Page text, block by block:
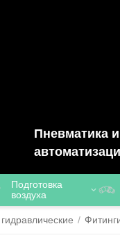
Пневматика и
Подготовка
воздуха
/